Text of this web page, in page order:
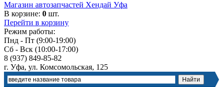
Магазин автозапчастей Хендай Уфа
В корзине: 0 шт.
Перейти в корзину
Режим работы:
Пнд - Пт (9:00-19:00)
Сб - Вск (10:00-17:00)
8 (937) 849-85-82
г. Уфа, ул. Комсомольская, 125